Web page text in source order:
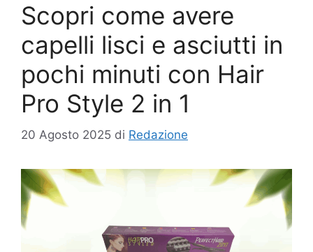
Scopri come avere
capelli lisci e asciutti in
pochi minuti con Hair
Pro Style 2 in 1
20 Agosto 2025 di Redazione